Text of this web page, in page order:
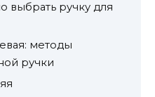
выбрать ручку для
методы
ручки